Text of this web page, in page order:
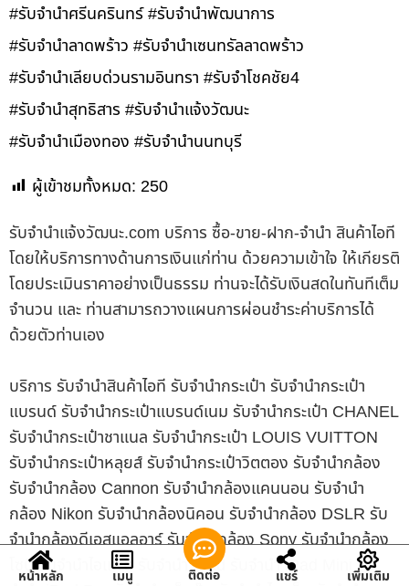
#รับจำนำศรีนครินทร์ #รับจำนำพัฒนาการ
#รับจำนำลาดพร้าว #รับจำนำเซนทรัลลาดพร้าว
#รับจำนำเลียบด่วนรามอินทรา #รับจำโชคชัย4
#รับจำนำสุทธิสาร #รับจำนำแจ้งวัฒนะ
#รับจำนำเมืองทอง #รับจำนำนนทบุรี
ผู้เข้าชมทั้งหมด: 250
รับจํานําแจ้งวัฒนะ.com บริการ ซื้อ-ขาย-ฝาก-จำนำ สินค้าไอที
โดยให้บริการทางด้านการเงินแก่ท่าน ด้วยความเข้าใจ ให้เกียรติ
โดยประเมินราคาอย่างเป็นธรรม ท่านจะได้รับเงินสดในทันทีเต็ม
จำนวน และ ท่านสามารถวางแผนการผ่อนชำระค่าบริการได้
ด้วยตัวท่านเอง
บริการ รับจำนำสินค้าไอที รับจำนำกระเป๋า รับจำนำกระเป๋า
แบรนด์ รับจำนำกระเป๋าแบรนด์เนม รับจำนำกระเป๋า CHANEL
รับจำนำกระเป๋าชาแนล รับจำนำกระเป๋า LOUIS VUITTON
รับจำนำกระเป๋าหลุยส์ รับจำนำกระเป๋าวิตตอง รับจำนำกล้อง
รับจำนำกล้อง Cannon รับจำนำกล้องแคนนอน รับจำนำ
กล้อง Nikon รับจำนำกล้องนิคอน รับจำนำกล้อง DSLR รับ
จำนำกล้องดีเอสแอลอาร์ รับจำนำกล้อง Sony รับจำนำกล้อง
โซนี่ รับจำนำไอแพด รับจำนำ iPad รับจำนำ iPad Mini รับ
หน้าหลัก เมนู ติดต่อ แชร์ เพิ่มเติม